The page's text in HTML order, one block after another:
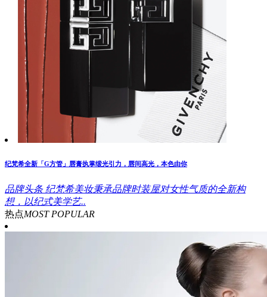
纪梵希全新「G方管」唇膏执掌缎光引力，唇间高光，本色由你
品牌头条 纪梵希美妆秉承品牌时装屋对女性气质的全新构
想，以纪式美学艺..
热点MOST POPULAR